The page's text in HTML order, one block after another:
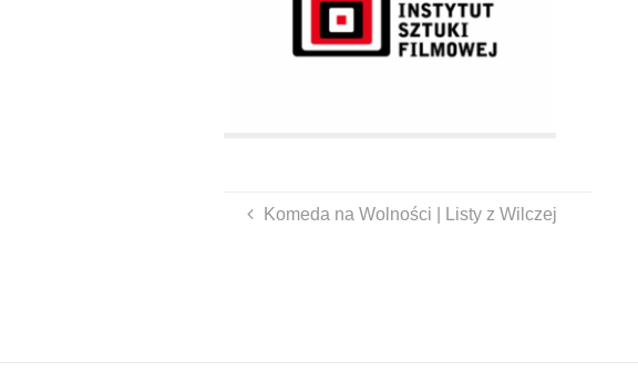
Komeda na Wolności | Listy z Wilczej